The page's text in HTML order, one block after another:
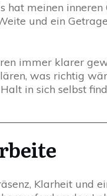
hat meinen
und ein
immer klarer
was richtig
in sich selbst
Klarheit und